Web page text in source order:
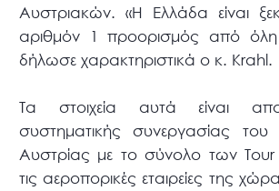
Αυστριακών. «Η Ελλάδα είναι
αριθμόν 1 προορισμός από όλη
δήλωσε χαρακτηριστικά ο κ. Krahl.
Τα στοιχεία αυτά είναι
συστηματικής συνεργασίας
Αυστρίας με το σύνολο των
τις αεροπορικές εταιρείες της